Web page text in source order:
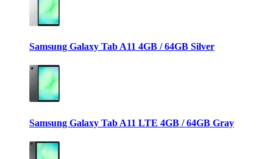
Samsung Galaxy Tab A11 4GB / 64GB Silver
Samsung Galaxy Tab A11 LTE 4GB / 64GB Gray